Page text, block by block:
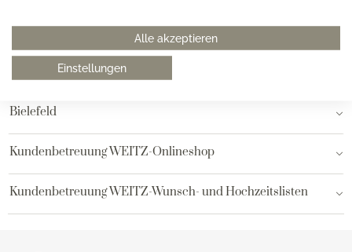
Alle akzeptieren
Einstellungen
Hamburg am Neuen Wall
Hamburg AEZ
Bielefeld
Kundenbetreuung WEITZ-Onlineshop
Kundenbetreuung WEITZ-Wunsch- und Hochzeitslisten